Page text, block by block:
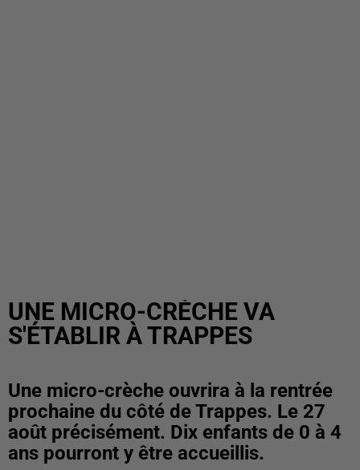
UNE MICRO-CRÈCHE VA
S'ÉTABLIR À TRAPPES
Une micro-crèche ouvrira à la rentrée
prochaine du côté de Trappes. Le 27
août précisément. Dix enfants de 0 à 4
ans pourront y être accueillis.